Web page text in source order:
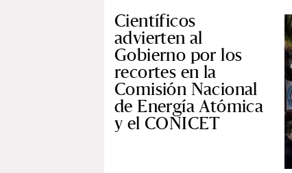
Científicos
advierten al
Gobierno por los
recortes en la
Comisión Nacional
de Energía Atómica
y el CONICET